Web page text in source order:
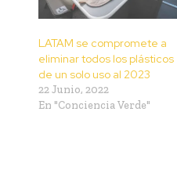
LATAM se compromete a
eliminar todos los plásticos
de un solo uso al 2023
22 Junio, 2022
En "Conciencia Verde"